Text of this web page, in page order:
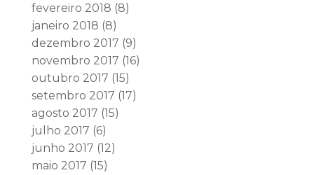
fevereiro 2018 (8)
janeiro 2018 (8)
dezembro 2017 (9)
novembro 2017 (16)
outubro 2017 (15)
setembro 2017 (17)
agosto 2017 (15)
julho 2017 (6)
junho 2017 (12)
maio 2017 (15)